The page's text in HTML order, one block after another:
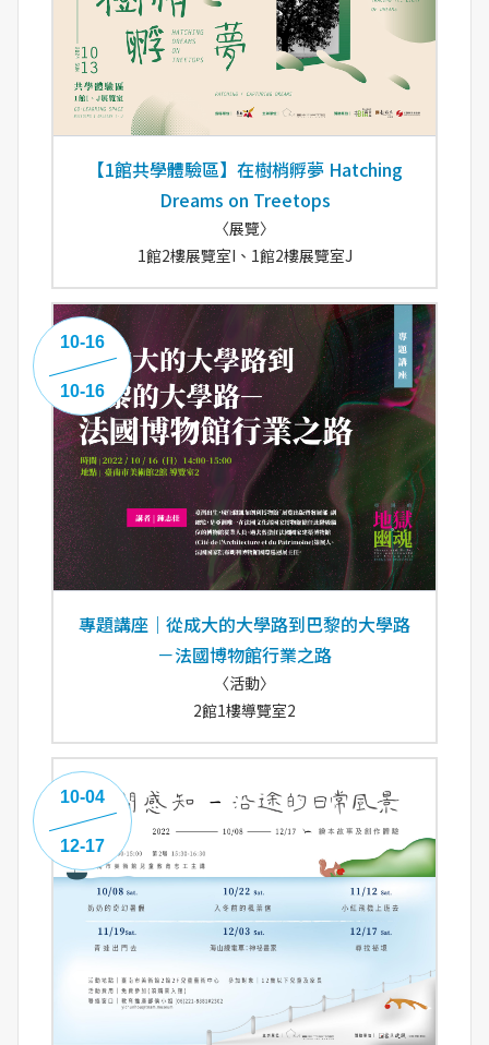
【1館共學體驗區】在樹梢孵夢 Hatching
Dreams on Treetops
〈展覽〉
1館2樓展覽室I、1館2樓展覽室J
專題講座｜從成大的大學路到巴黎的大學路
－法國博物館行業之路
〈活動〉
2館1樓導覽室2
10-16
10-16
10-04
12-17